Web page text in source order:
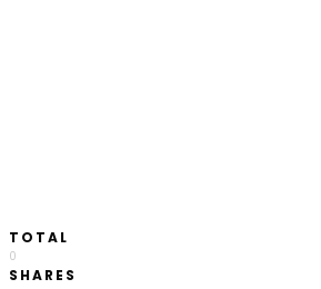
TOTAL
0
SHARES